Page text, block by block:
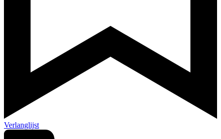
Verlanglijst